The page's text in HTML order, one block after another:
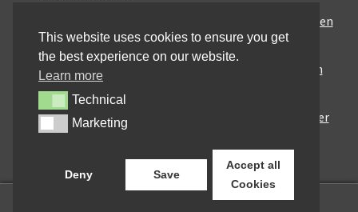
Maxxis MA-ST3 – Ausgewogener Sport-Touring-Reifen
für vielseitige Einsätze
Pirelli City Demon – Zuverlässigkeit für den urbanen
Alltag
Metzeler Perfect ME77 – Klassische Optik mit solider
Straßenperformance
This website uses cookies to ensure you get
the best experience on our website.
Learn more
TechnicalTechnical
MarketingMarketing
Deny Save
Accept all
Cookies